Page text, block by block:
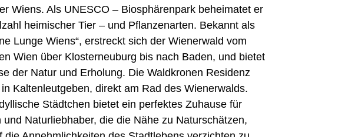
Wiens. Als UNESCO – Biosphärenpark beheimatet er
heimischer Tier – und Pflanzenarten. Bekannt als
Lunge Wiens“, erstreckt sich der Wienerwald vom
Wien über Klosterneuburg bis nach Baden, und bietet
der Natur und Erholung. Die Waldkronen Residenz
Kaltenleutgeben, direkt am Rad des Wienerwalds.
Städtchen bietet ein perfektes Zuhause für
und Naturliebhaber, die die Nähe zu Naturschätzen,